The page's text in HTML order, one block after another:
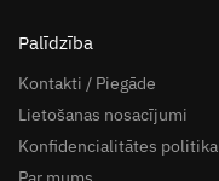
Palīdzība
Kontakti / Piegāde
Lietošanas nosacījumi
Konfidencialitātes politika